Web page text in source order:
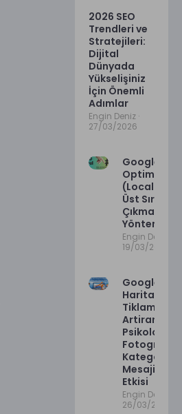
2026 SEO
Trendleri ve
Stratejileri:
Dijital
Dünyada
Yükselişiniz
İçin Önemli
Adımlar
Engin Deniz
27/03/2026
Google
(Local
Üst Sıralara
Çıkma
Yöntemleri)
Engin Deniz
19/03/2026
Google
Haritalarda
Tiklamayi
Artiran
Psikoloji:
Fotograf,
Kategori ve
Mesajin
Etkisi
Engin Deniz
26/03/2026